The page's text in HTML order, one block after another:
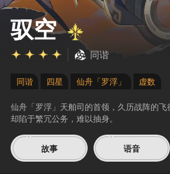
驭空
同谐
同谐 四星 仙舟「罗浮」 虚数
仙舟「罗浮」天舶司的首领，久历战阵的
却陷于繁冗公务，难以抽身。
故事 语音